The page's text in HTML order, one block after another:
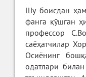
Шу боисдан
фанга қўшган
профессор
саёҳатчилар
Осиёнинг
одатлари